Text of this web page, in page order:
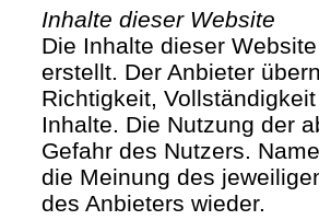
Inhalte dieser Website
Die Inhalte dieser
erstellt. Der Anbieter
Richtigkeit,
Inhalte. Die Nutzung der
Gefahr des Nutzers.
die Meinung des
des Anbieters wieder.